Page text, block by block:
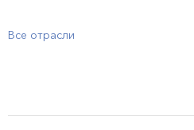
Все отрасли